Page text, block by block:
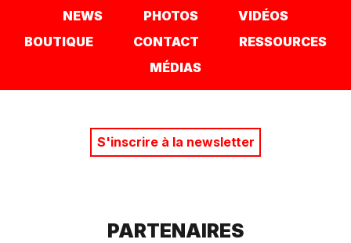
NEWS PHOTOS
VIDÉOS
BOUTIQUE
CONTACT
RESSOURCES
MÉDIAS
S'inscrire à la newsletter
PARTENAIRES